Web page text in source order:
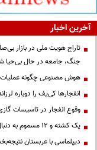
آخرین اخبار
تاراج هویت ملی در بازار
جنگ، جامعه در حال
هوش مصنوعی چگونه عملیات
انفجارها کی‌یف را دوباره
وقوع انفجار در تاسیسات
یک کشته و ۱۲ مسموم به دنبال مصرف مشروبات الکلی در نیشابور
دیپلماسی با عربستان